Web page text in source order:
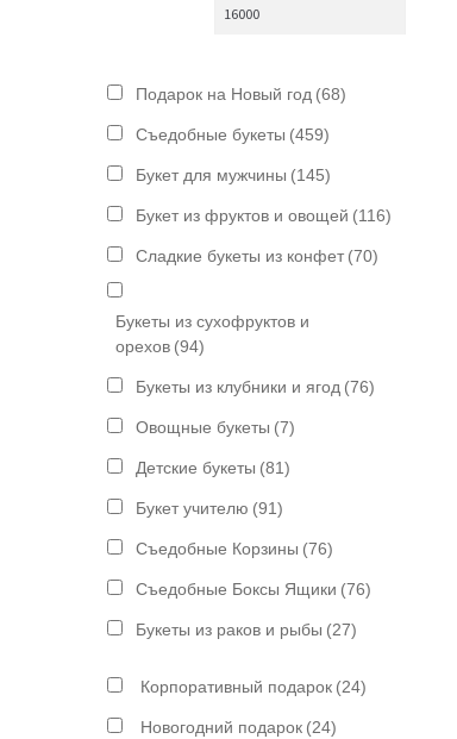
Подарок на Новый год (68)
Съедобные букеты (459)
Букет для мужчины (145)
Букет из фруктов и овощей (116)
Сладкие букеты из конфет (70)
Букеты из сухофруктов и
орехов (94)
Букеты из клубники и ягод (76)
Овощные букеты (7)
Детские букеты (81)
Букет учителю (91)
Съедобные Корзины (76)
Съедобные Боксы Ящики (76)
Букеты из раков и рыбы (27)
Корпоративный подарок (24)
Новогодний подарок (24)